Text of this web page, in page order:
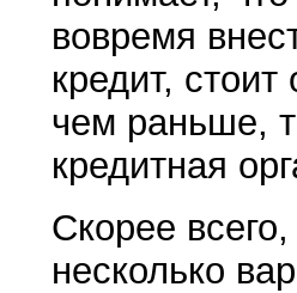
вовремя
кредит,
чем раньше,
кредитная
Скорее
несколько